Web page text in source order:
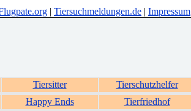
| Tiersuchmeldungen.de | Impressum
Tiersitter
Tierschutzhelfer
Happy Ends Tierfriedhof